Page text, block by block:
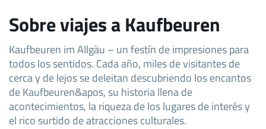
Sobre viajes a Kaufbeuren
Kaufbeuren im Allgäu – un festín de impresiones para
todos los sentidos. Cada año, miles de visitantes de
cerca y de lejos se deleitan descubriendo los encantos
de Kaufbeuren&apos, su historia llena de
acontecimientos, la riqueza de los lugares de interés y
el rico surtido de atracciones culturales.